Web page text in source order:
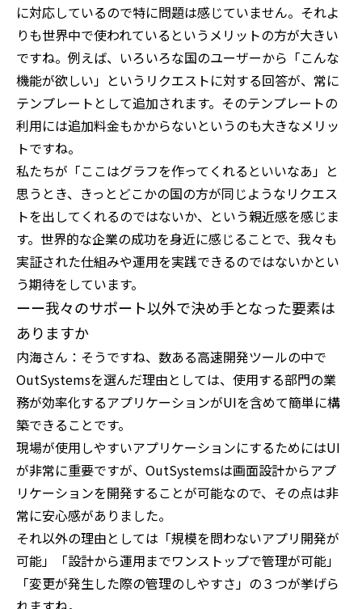
に対応しているので特に問題は感じていません。それよ
りも世界中で使われているというメリットの方が大きい
ですね。例えば、いろいろな国のユーザーから「こんな
機能が欲しい」というリクエストに対する回答が、常に
テンプレートとして追加されます。そのテンプレートの
利用には追加料金もかからないというのも大きなメリッ
トですね。
私たちが「ここはグラフを作ってくれるといいなあ」と
思うとき、きっとどこかの国の方が同じようなリクエス
トを出してくれるのではないか、という親近感を感じま
す。世界的な企業の成功を身近に感じることで、我々も
実証された仕組みや運用を実践できるのではないかとい
う期待をしています。
ーー我々のサポート以外で決め手となった要素は
ありますか
内海さん：そうですね、数ある高速開発ツールの中で
OutSystemsを選んだ理由としては、使用する部門の業
務が効率化するアプリケーションがUIを含めて簡単に構
築できることです。
現場が使用しやすいアプリケーションにするためにはUI
が非常に重要ですが、OutSystemsは画面設計からアプ
リケーションを開発することが可能なので、その点は非
常に安心感がありました。
それ以外の理由としては「規模を問わないアプリ開発が
可能」「設計から運用までワンストップで管理が可能」
「変更が発生した際の管理のしやすさ」の３つが挙げら